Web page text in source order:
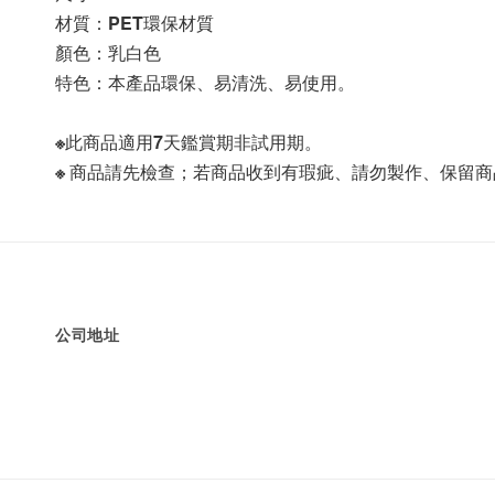
材質：PET環保材質
顏色：乳白色
特色：本產品環保、易清洗、易使用。
※此商品適用7天鑑賞期非試用期。
※ 商品請先檢查；若商品收到有瑕疵、請勿製作、保留
公司地址